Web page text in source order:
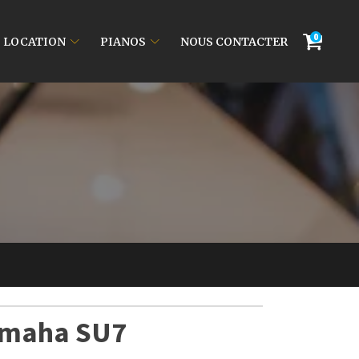
LOCATION PIANOS NOUS CONTACTER 0
SU7